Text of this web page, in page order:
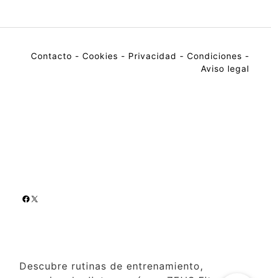
Contacto - Cookies - Privacidad - Condiciones -
Aviso legal
Descubre rutinas de entrenamiento,